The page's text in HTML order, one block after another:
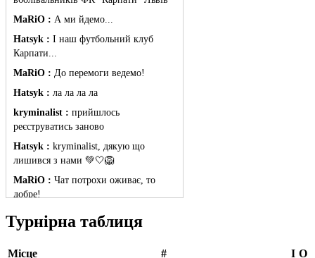
MaRiO : А ми йдемо...
Hatsyk : І наш футбольний клуб
Карпати...
MaRiO : До перемоги ведемо!
Hatsyk : ла ла ла ла
kryminalist : прийшлось
реєструватись заново
Hatsyk : kryminalist, дякую що
лишився з нами 💚🤍🦁
MaRiO : Чат потрохи оживає, то
добре!
MaRiO :
Знов у клубі бардак...
Hatsyk :Все буде добре
Torsida_LEMBERG_1963 :
Турнірна таблиця
Місце # І О